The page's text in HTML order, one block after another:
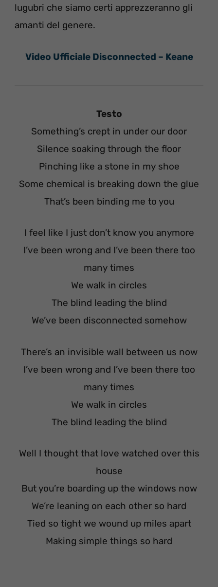
lugubri che siamo certi apprezzeranno gli
amanti del genere.
Video Ufficiale Disconnected – Keane
Testo
Something’s crept in under our door
Silence soaking through the floor
Pinching like a stone in my shoe
Some chemical is breaking down the glue
That’s been binding me to you
I feel like I just don’t know you anymore
I’ve been wrong and I’ve been there too
many times
We walk in circles
The blind leading the blind
We’ve been disconnected somehow
There’s an invisible wall between us now
I’ve been wrong and I’ve been there too
many times
We walk in circles
The blind leading the blind
Well I thought that love watched over this
house
But you’re boarding up the windows now
We’re leaning on each other so hard
Tied so tight we wound up miles apart
Making simple things so hard